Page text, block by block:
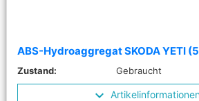
ABS-Hydroaggregat SKODA YETI
Zustand: Gebraucht